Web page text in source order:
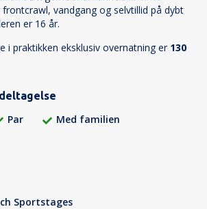
vandgang og selvtillid på dybt
er 16 år.
i praktikken eksklusiv overnatning er 130
Par
Med familien
Sportstages